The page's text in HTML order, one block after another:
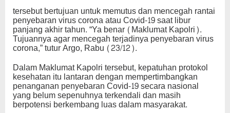
tersebut bertujuan untuk memutus dan mencegah rantai
penyebaran virus corona atau Covid-19 saat libur
panjang akhir tahun. “Ya benar (Maklumat Kapolri).
Tujuannya agar mencegah terjadinya penyebaran virus
corona,” tutur Argo, Rabu (23/12).
Dalam Maklumat Kapolri tersebut, kepatuhan protokol
kesehatan itu lantaran dengan mempertimbangkan
penanganan penyebaran Covid-19 secara nasional
yang belum sepenuhnya terkendali dan masih
berpotensi berkembang luas dalam masyarakat.